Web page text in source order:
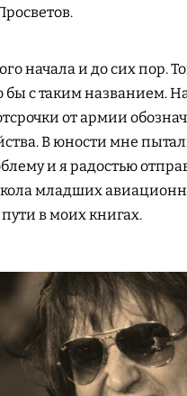
начала и до сих пор.
бы с таким названием.
от армии
В юности мне
и я радостью
младших
в моих книгах.